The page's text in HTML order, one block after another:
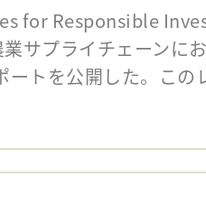
for Responsible
サプライチェーンに
ートを公開した。こ